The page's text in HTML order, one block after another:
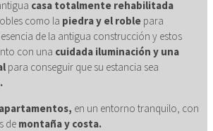
casa totalmente rehabilitada
como la piedra y el roble para
de la antigua construcción y estos
con una cuidada iluminación y una
para conseguir que su estancia sea
en un entorno tranquilo, con
de montaña y costa.